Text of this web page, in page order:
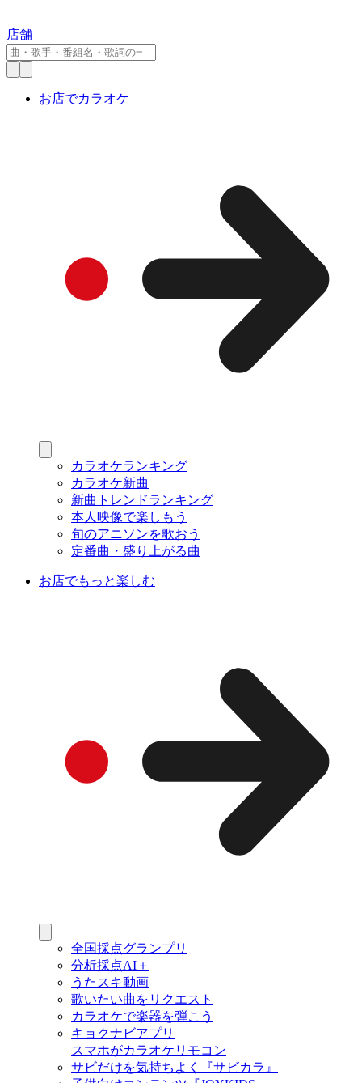
店舗
お店でカラオケ
カラオケランキング
カラオケ新曲
新曲トレンドランキング
本人映像で楽しもう
旬のアニソンを歌おう
定番曲・盛り上がる曲
お店でもっと楽しむ
全国採点グランプリ
分析採点AI＋
うたスキ動画
歌いたい曲をリクエスト
カラオケで楽器を弾こう
キョクナビアプリ
スマホがカラオケリモコン
サビだけを気持ちよく『サビカラ』